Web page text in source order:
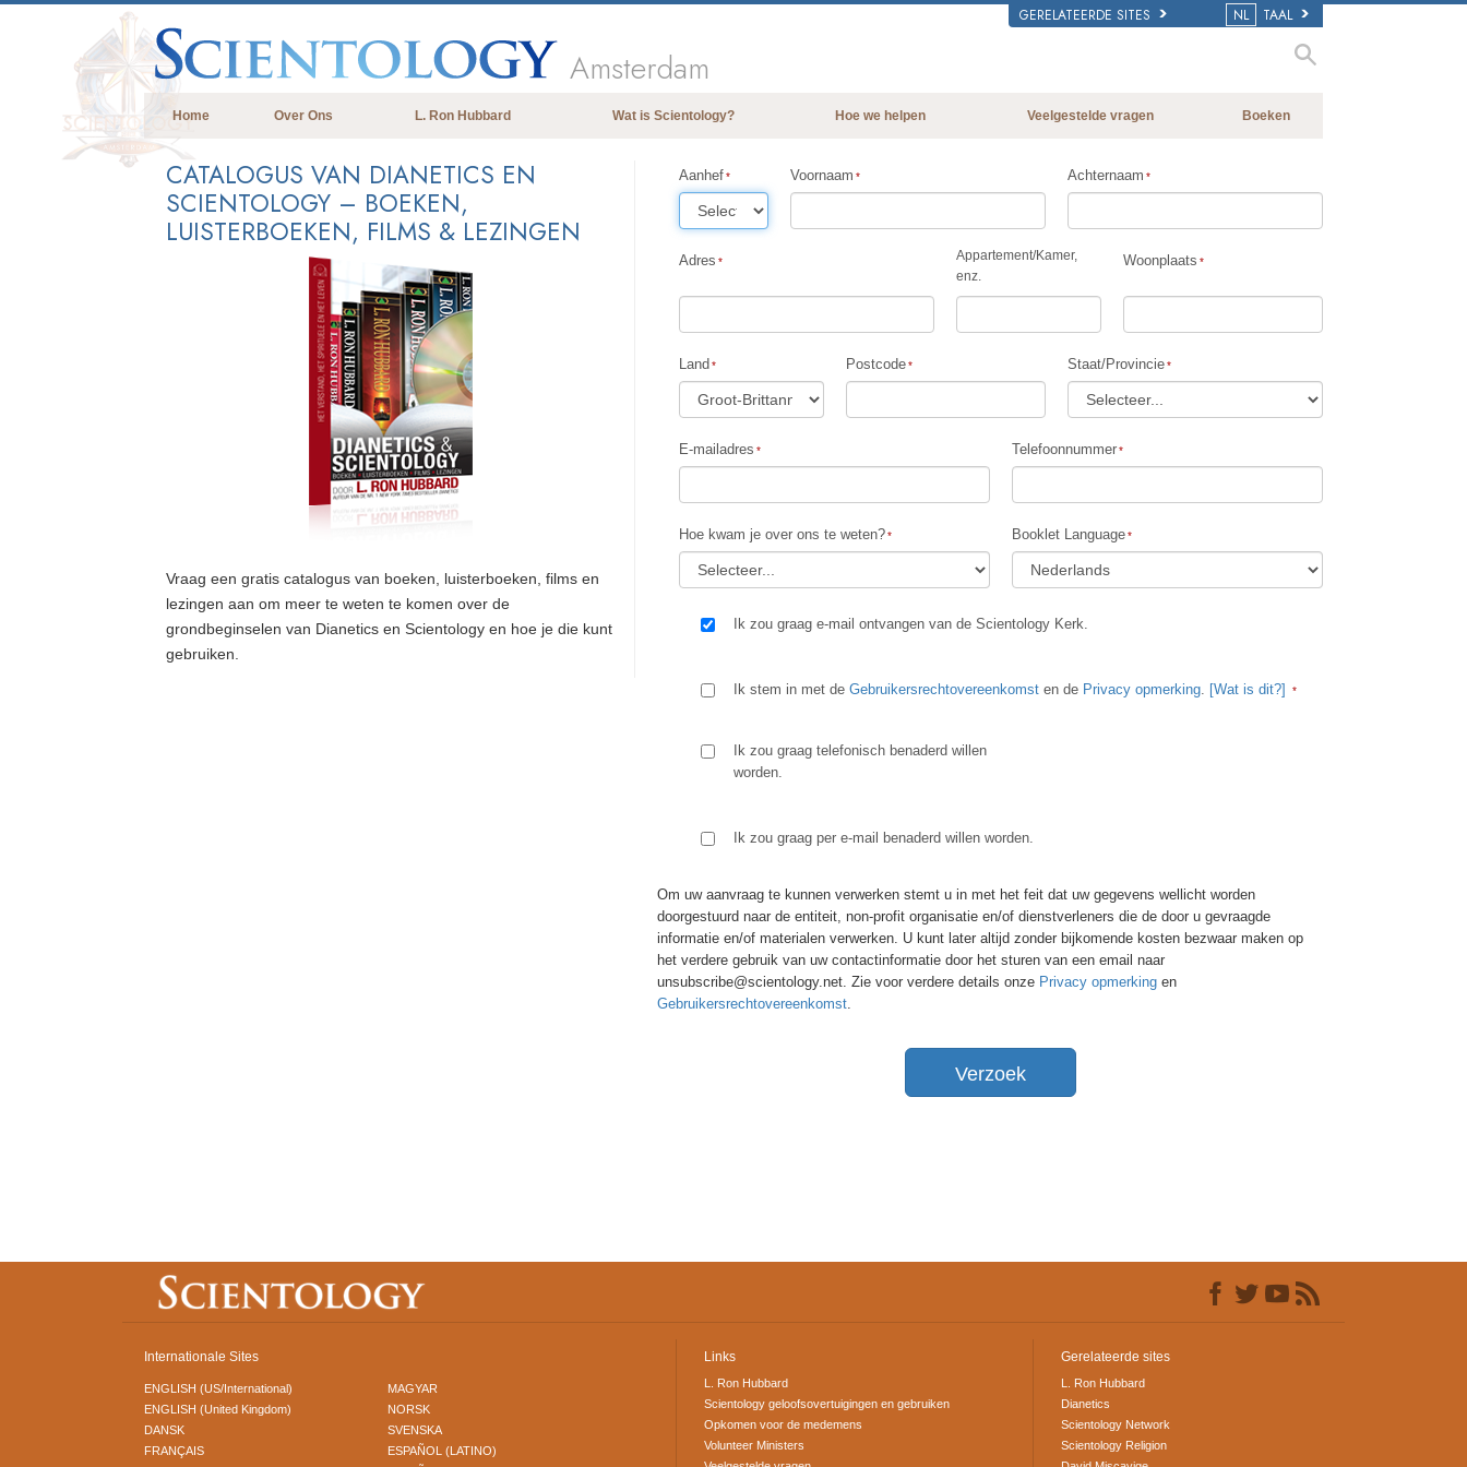
GERELATEERDE SITES NL TAAL
Amsterdam
Home Over Ons L. Ron Hubbard Wat is Scientology?
De Credo’s en Codes van Scientology
Wat scientologen zeggen over
De Grondbeginselen van Scientology
Een Inleiding tot Dianetics
Wat is Grootheid?
Hoe we helpen Veelgestelde vragen
Binnen in een Kerk
Boeken
Luisterboeken
CATALOGUS VAN DIANETICS EN
SCIENTOLOGY – BOEKEN,
LUISTERBOEKEN, FILMS & LEZINGEN
Vraag een gratis catalogus van boeken, luisterboeken, films en
lezingen aan om meer te weten te komen over de
grondbeginselen van Dianetics en Scientology en hoe je die kunt
gebruiken.
Aanhef Voornaam Achternaam
Adres Appartement/Kamer,
enz.
Woonplaats
Land Postcode Staat/Provincie
E-mailadres Telefoonnummer
Hoe kwam je over ons te weten? Booklet Language
Ik zou graag e-mail ontvangen van de Scientology Kerk.
Ik stem in met de Gebruikersrechtovereenkomst en de Privacy opmerking. [Wat is dit?]
Ik zou graag telefonisch benaderd willen
worden.
Ik zou graag per e-mail benaderd willen worden.
Om uw aanvraag te kunnen verwerken stemt u in met het feit dat uw gegevens wellicht worden
doorgestuurd naar de entiteit, non-profit organisatie en/of dienstverleners die de door u gevraagde
informatie en/of materialen verwerken. U kunt later altijd zonder bijkomende kosten bezwaar maken op
het verdere gebruik van uw contactinformatie door het sturen van een email naar
unsubscribe@scientology.net. Zie voor verdere details onze Privacy opmerking en
Gebruikersrechtovereenkomst.
Verzoek
Internationale Sites
ENGLISH (US/International)
ENGLISH (United Kingdom)
DANSK
FRANÇAIS
MAGYAR
NORSK
SVENSKA
ESPAÑOL (LATINO)
Links
L. Ron Hubbard
Scientology geloofsovertuigingen en gebruiken
Opkomen voor de medemens
Volunteer Ministers
Gerelateerde sites
L. Ron Hubbard
Dianetics
Scientology Network
Scientology Religion